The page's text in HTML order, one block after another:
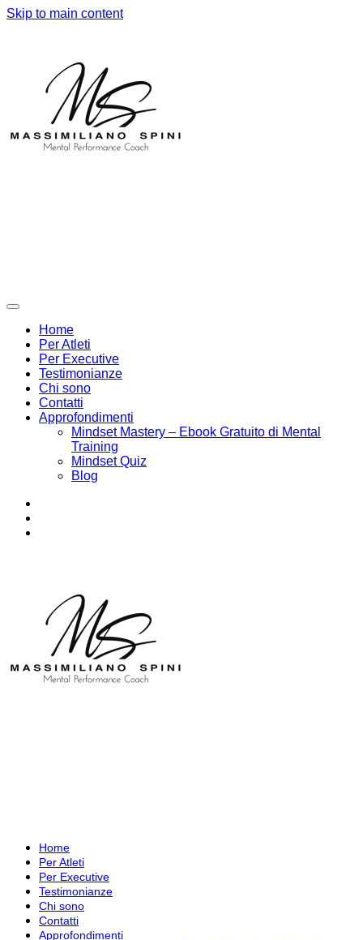
Skip to main content
Home
Per Atleti
Per Executive
Testimonianze
Chi sono
Contatti
Approfondimenti
Mindset Mastery – Ebook Gratuito di Mental
Training
Mindset Quiz
Blog
Home
Per Atleti
Per Executive
Testimonianze
Chi sono
Contatti
Approfondimenti